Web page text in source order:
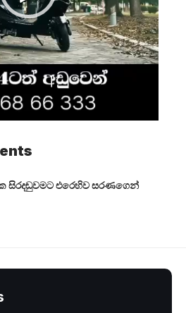
සිරදඬුවමට එරෙහිව සරණගෙන්